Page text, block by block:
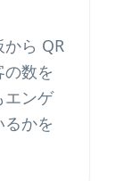
ら QR
数を
エンゲ
かを